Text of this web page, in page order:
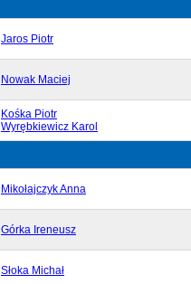
Jaros Piotr
Nowak Maciej
Kośka Piotr
Wyrębkiewicz Karol
Mikołajczyk Anna
Górka Ireneusz
Słoka Michał